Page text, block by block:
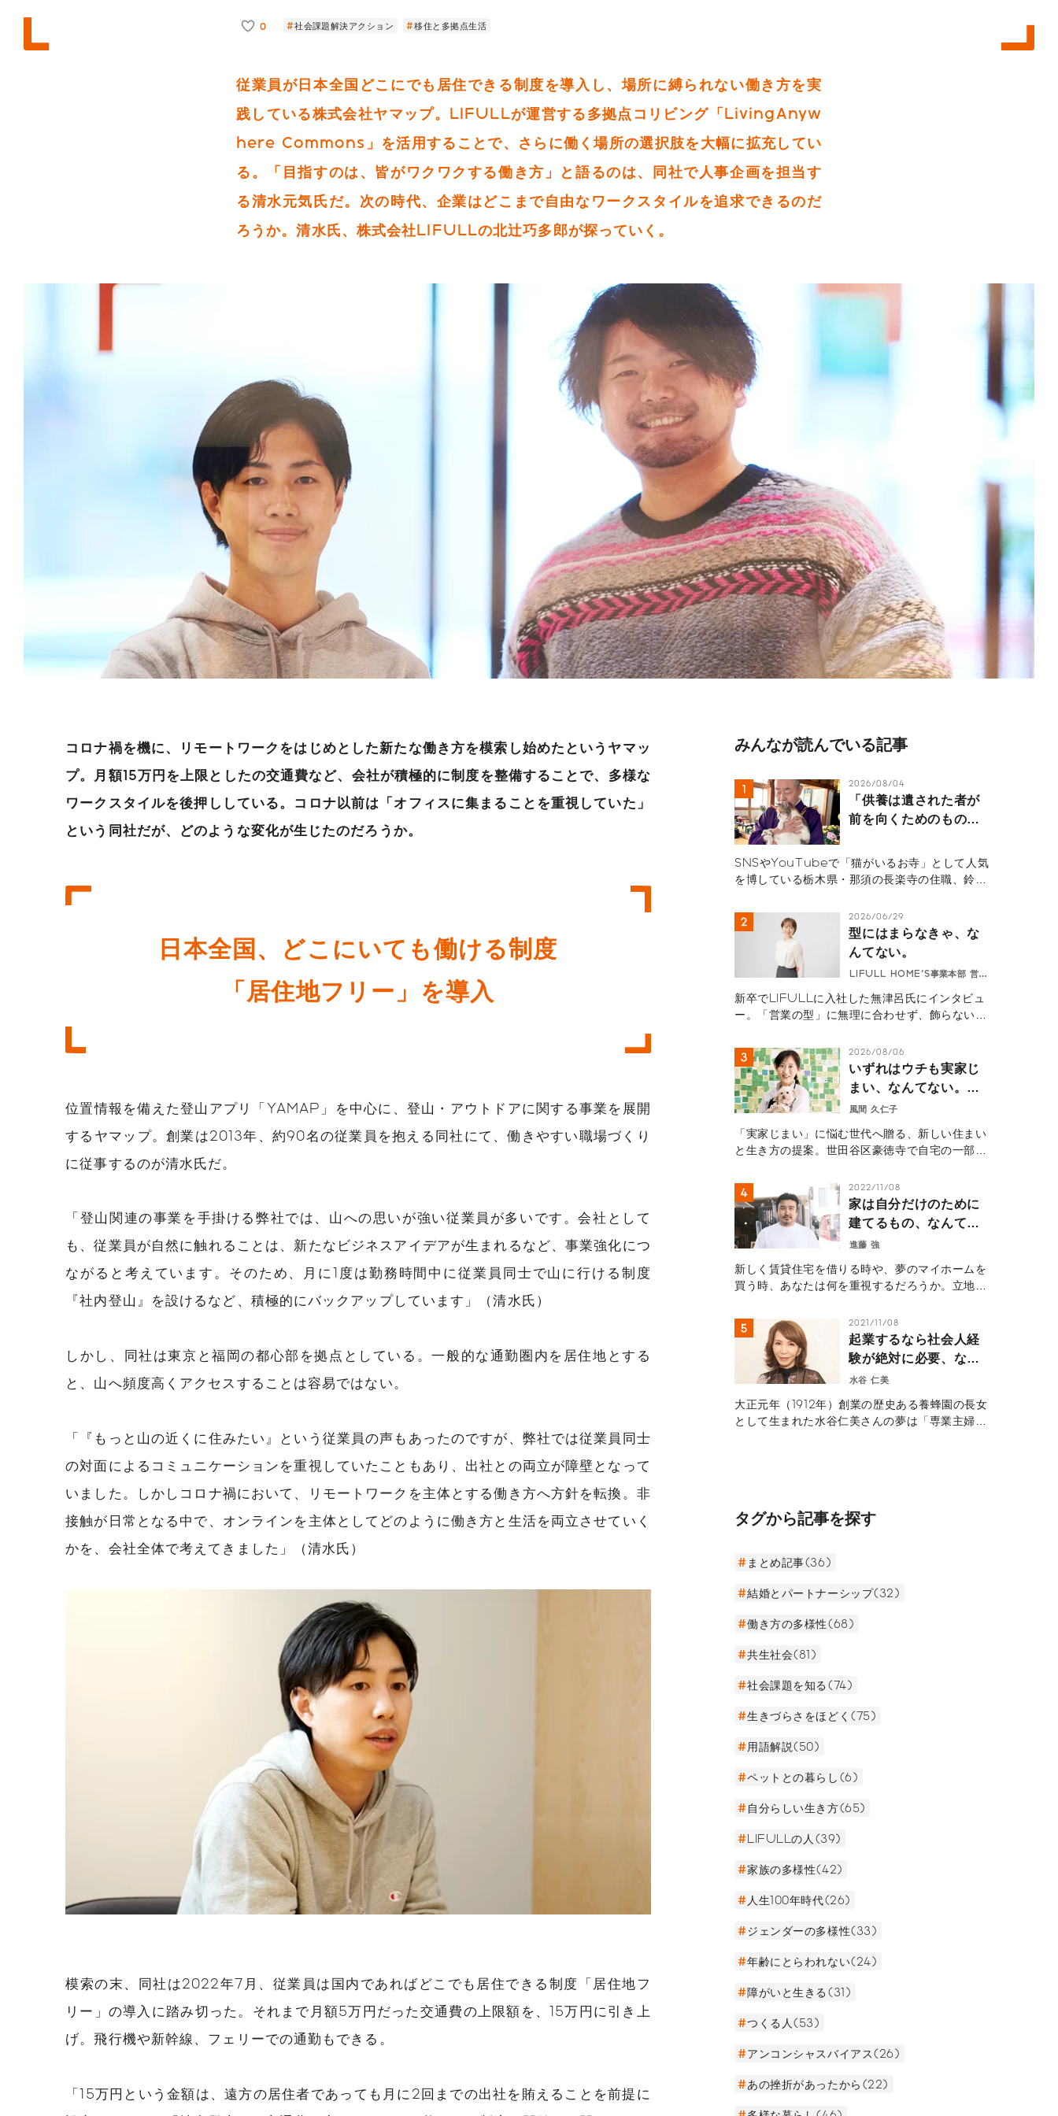
0 社会課題解決アクション 移住と多拠点生活
従業員が日本全国どこにでも居住できる制度を導入し、場所に縛られない働き方を実
践している株式会社ヤマップ。LIFULLが運営する多拠点コリビング「LivingAnyw
here Commons」を活用することで、さらに働く場所の選択肢を大幅に拡充してい
る。「目指すのは、皆がワクワクする働き方」と語るのは、同社で人事企画を担当す
る清水元気氏だ。次の時代、企業はどこまで自由なワークスタイルを追求できるのだ
ろうか。清水氏、株式会社LIFULLの北辻巧多郎が探っていく。
コロナ禍を機に、リモートワークをはじめとした新たな働き方を模索し始めたというヤマッ
プ。月額15万円を上限としたの交通費など、会社が積極的に制度を整備することで、多様な
ワークスタイルを後押ししている。コロナ以前は「オフィスに集まることを重視していた」
という同社だが、どのような変化が生じたのだろうか。
日本全国、どこにいても働ける制度
「居住地フリー」を導入
位置情報を備えた登山アプリ「YAMAP」を中心に、登山・アウトドアに関する事業を展開
するヤマップ。創業は2013年、約90名の従業員を抱える同社にて、働きやすい職場づくり
に従事するのが清水氏だ。
「登山関連の事業を手掛ける弊社では、山への思いが強い従業員が多いです。会社として
も、従業員が自然に触れることは、新たなビジネスアイデアが生まれるなど、事業強化につ
ながると考えています。そのため、月に1度は勤務時間中に従業員同士で山に行ける制度
『社内登山』を設けるなど、積極的にバックアップしています」（清水氏）
しかし、同社は東京と福岡の都心部を拠点としている。一般的な通勤圏内を居住地とする
と、山へ頻度高くアクセスすることは容易ではない。
「『もっと山の近くに住みたい』という従業員の声もあったのですが、弊社では従業員同士
の対面によるコミュニケーションを重視していたこともあり、出社との両立が障壁となって
いました。しかしコロナ禍において、リモートワークを主体とする働き方へ方針を転換。非
接触が日常となる中で、オンラインを主体としてどのように働き方と生活を両立させていく
かを、会社全体で考えてきました」（清水氏）
模索の末、同社は2022年7月、従業員は国内であればどこでも居住できる制度「居住地フ
リー」の導入に踏み切った。それまで月額5万円だった交通費の上限額を、15万円に引き上
げ。飛行機や新幹線、フェリーでの通勤もできる。
「15万円という金額は、遠方の居住者であっても月に2回までの出社を賄えることを前提に
みんなが読んでいる記事
2026/08/04
「供養は遺された者が
前を向くためのもの」
語るペットロスの受け
入れ方
SNSやYouTubeで「猫がいるお寺」として人気
を博している栃木県・那須の長楽寺の住職、鈴木
ー。多くの猫を看取り、ペットロスの葛藤、治療
の選択と向き合ってきた体験から「弔いの本質」
を紐解きます。悲しみを自然の摂理と捉え、遺さ
れた人間が前を向いて生きるためのヒントが詰ま
ったメッセージ。
2026/06/29
型にはまらなきゃ、な
んてない。
LIFULL HOME'S事業本部 営業
新卒でLIFULLに入社した無津呂氏にインタビュ
ー。「営業の型」に無理に合わせず、飾らない自
の深い信頼関係を築けるように。「型にはまらな
きゃ、なんてない。」を体現する、若手社員の等
身大なキャリア論。
2026/08/06
いずれはウチも実家じ
まい、なんてない。―
自宅を開いたら、地域
た。豪徳寺の小さなカ
の未来―
風間 久仁子
「実家じまい」に悩む世代へ贈る、新しい住まい
と生き方の提案。世田谷区豪徳寺で自宅の一部を
間久仁子さん。地域住民や外国人観光客が集う場
へと家を開き、新たな人生を歩み始めた物語を紹
介します。
2022/11/08
家は自分だけのために
建てるもの、なんてな
い。【前編】
進藤 強
新しく賃貸住宅を借りる時や、夢のマイホームを
買う時、あなたは何を重視するだろうか。立地、
本当に誰もが基準にすべきものだろうか？建築家
の進藤強さんは、遊び心あふれる設計で海外から
も注目を浴びている。だが、そのデザインは決し
て芸術性だけを重視したものではなく、住む人の
ことを考え抜き、「エンドユーザーファースト」
の理念のもと設計されているという。彼の活動の
裏側にある信念を取材した。
2021/11/08
起業するなら社会人経
験が絶対に必要、なん
てない。
水谷 仁美
大正元年（1912年）創業の歴史ある養蜂園の長女
として生まれた水谷仁美さんの夢は「専業主婦に
『HACCI（ハッチ）』を創業し、最高経営責任者
社の代表になったのだろうか？ お話を伺った。
タグから記事を探す
まとめ記事(36)
結婚とパートナーシップ(32)
働き方の多様性(68)
共生社会(81)
社会課題を知る(74)
生きづらさをほどく(75)
用語解説(50)
ペットとの暮らし(6)
自分らしい生き方(65)
LIFULLの人(39)
家族の多様性(42)
人生100年時代(26)
ジェンダーの多様性(33)
年齢にとらわれない(24)
障がいと生きる(31)
つくる人(53)
アンコンシャスバイアス(26)
あの挫折があったから(22)